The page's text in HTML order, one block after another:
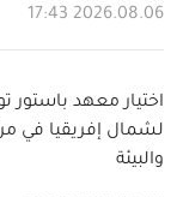
2026.08.06 17:43
اختيار معهد باستور
لشمال إفريقيا في
والبيئة